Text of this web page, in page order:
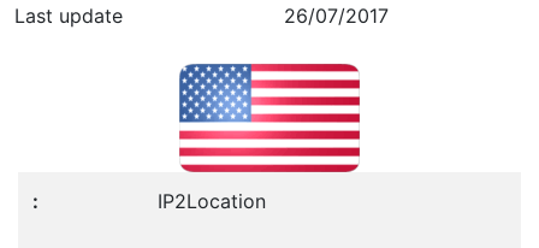
Last update 26/07/2017
IP2Location